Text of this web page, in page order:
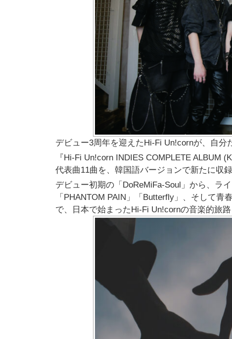
デビュー3周年を迎えたHi-Fi Un!cornが、自分
『Hi-Fi Un!corn INDIES COMPLETE ALBUM
代表曲11曲を、韓国語バージョンで新たに収
デビュー初期の「DoReMiFa-Soul」から、ラ
「PHANTOM PAIN」「Butterfly」、そして
で、日本で始まったHi-Fi Un!cornの音楽的旅